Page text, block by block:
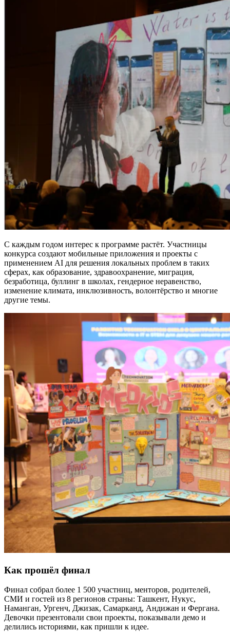
С каждым годом интерес к программе растёт. Участницы
конкурса создают мобильные приложения и проекты с
применением AI для решения локальных проблем в таких
сферах, как образование, здравоохранение, миграция,
безработица, буллинг в школах, гендерное неравенство,
изменение климата, инклюзивность, волонтёрство и многие
другие темы.
Как прошёл финал
Финал собрал более 1 500 участниц, менторов, родителей,
СМИ и гостей из 8 регионов страны: Ташкент, Нукус,
Наманган, Ургенч, Джизак, Самарканд, Андижан и Фергана.
Девочки презентовали свои проекты, показывали демо и
делились историями, как пришли к идее.